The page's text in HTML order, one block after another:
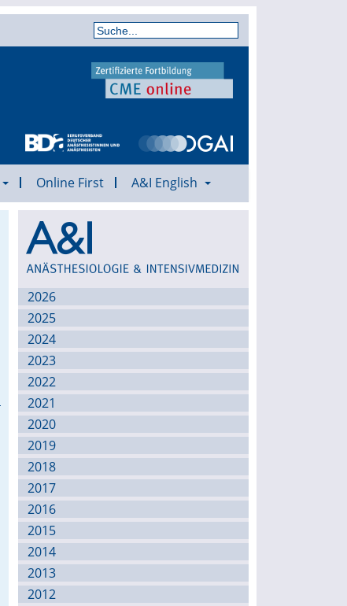
Online First A&I English
Archiv
2026
2025
2024
2023
2022
2021
2020
2019
2018
2017
2016
2015
2014
2013
2012